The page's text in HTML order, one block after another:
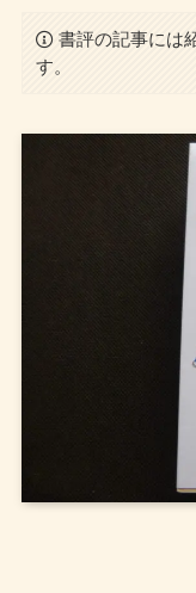
書評の記事には
す。